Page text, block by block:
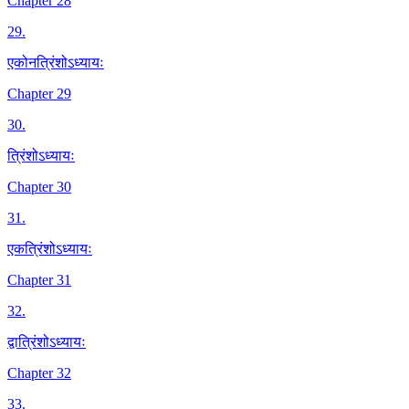
29.
एकोनत्रिंशोऽध्यायः
Chapter 29
30.
त्रिंशोऽध्यायः
Chapter 30
31.
एकत्रिंशोऽध्यायः
Chapter 31
32.
द्वात्रिंशोऽध्यायः
Chapter 32
33.